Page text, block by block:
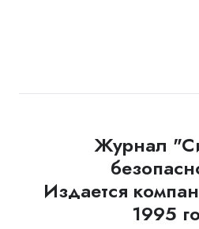
Журнал
Издается
1995